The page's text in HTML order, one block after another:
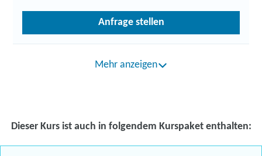
Anfrage stellen
Mehr anzeigen
Dieser Kurs ist auch in folgendem Kurspaket enthalten: